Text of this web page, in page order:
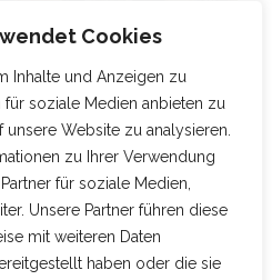
Cookies
Inhalte und Anzeigen zu
soziale Medien anbieten zu
Website zu analysieren.
zu Ihrer Verwendung
für soziale Medien,
Unsere Partner führen diese
mit weiteren Daten
haben oder die sie